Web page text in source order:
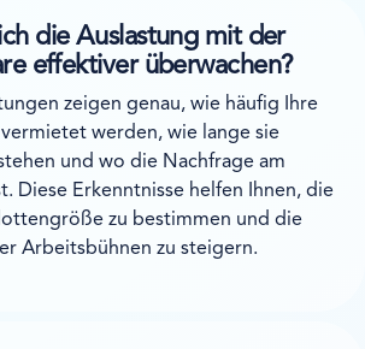
die Auslastung mit der
effektiver überwachen?
zeigen genau, wie häufig Ihre
werden, wie lange sie
und wo die Nachfrage am
Diese Erkenntnisse helfen Ihnen, die
zu bestimmen und die
Arbeitsbühnen zu steigern.